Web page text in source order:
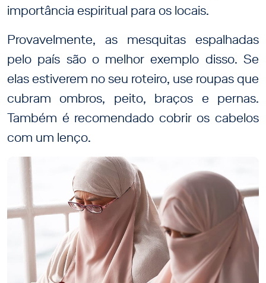
importância espiritual para os locais.
Provavelmente, as mesquitas espalhadas
pelo país são o melhor exemplo disso. Se
elas estiverem no seu roteiro, use roupas que
cubram ombros, peito, braços e pernas.
Também é recomendado cobrir os cabelos
com um lenço.